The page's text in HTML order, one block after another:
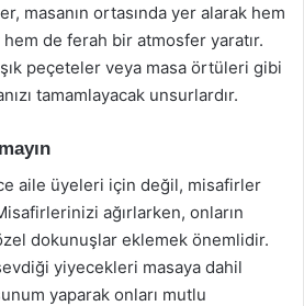
masanın ortasında yer alarak hem
de ferah bir atmosfer yaratır.
peçeteler veya masa örtüleri gibi
tamamlayacak unsurlardır.
aile üyeleri için değil, misafirler
ağırlarken, onların
dokunuşlar eklemek önemlidir.
yiyecekleri masaya dahil
yaparak onları mutlu